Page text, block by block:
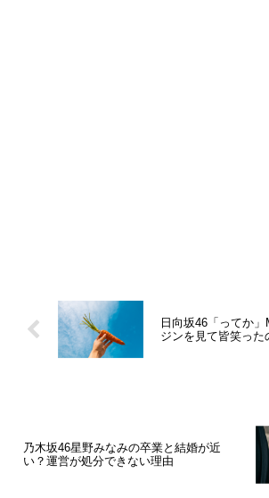
日向坂46「ってか
ジンを見て皆笑った
乃木坂46星野みなみの卒業と結婚が近
い？運営が処分できない理由